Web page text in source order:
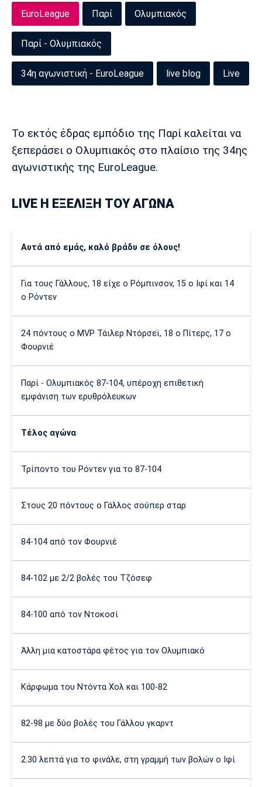
Πολιτισμός
Τραγούδια
Cine Spot
Running
Παρασκήνιο
Πρόγραμμα TV
Ιωνικός
Μπαρτσελόνα
Ρεάλ
Μαδρίτης
Ατλέτικο
Μαδρίτης
Μάντσεστερ
Γιουνάιτεντ
Τσέλσι
Λίβερπουλ
Μάντσεστερ
Γιουβέντους
Ίντερ Μίλαν Μπάγερν
Μπορούσια
Μονακό
Ερυθρός
Πόρτο
EuroLeague Παρί Ολυμπιακός
Παρί - Ολυμπιακός
34η αγωνιστική - EuroLeague live blog Live
Το εκτός έδρας εμπόδιο της Παρί καλείται να
ξεπεράσει ο Ολυμπιακός στο πλαίσιο της 34ης
αγωνιστικής της ΕuroLeague.
LIVE H ΕΞΕΛΙΞΗ ΤΟΥ ΑΓΩΝΑ
Αυτά από εμάς, καλό βράδυ σε όλους!
Για τους Γάλλους, 18 είχε ο Ρόμπινσον, 15 ο Ιφί και 14
ο Ρόντεν
24 πόντους ο MVP Τάιλερ Ντόρσεϊ, 18 ο Πίτερς, 17 ο
Φουρνιέ
Παρί - Ολυμπιακός 87-104, υπέροχη επιθετική
εμφάνιση των ερυθρόλευκων
Τέλος αγώνα
Τρίποντο του Ρόντεν για το 87-104
Στους 20 πόντους ο Γάλλος σούπερ σταρ
84-104 από τον Φουρνιέ
84-102 με 2/2 βολές του Τζόσεφ
84-100 από τον Ντοκοσί
Άλλη μια κατοστάρα φέτος για τον Ολυμπιακό
Κάρφωμα του Ντόντα Χολ και 100-82
82-98 με δύο βολές του Γάλλου γκαρντ
2.30 λεπτά για το φινάλε, στη γραμμή των βολών ο Ιφί